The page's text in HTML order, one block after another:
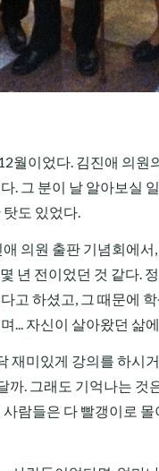
월이었다. 김진애 의
. 그 분이 날 알아보실
도 있었다.
의원 출판 기념회에서
년 전이었던 것 같다.
고 하셨고, 그 때문에
... 자신이 살아왔던 삶
재미있게 강의를 하시
. 그래도 기억나는 것
람들은 다 빨갱이로